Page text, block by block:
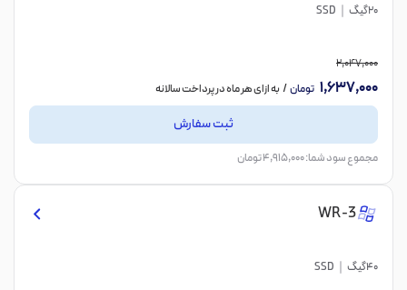
20گیگ SSD
2,047,000
1,637,000 تومان/ به ازای هر ماه در پرداخت سالانه
ثبت سفارش
مجموع سود شما: 4,915,000 تومان
WR-3
40گیگ SSD